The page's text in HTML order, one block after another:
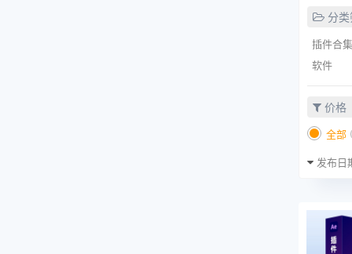
分
插件合集
软件
价格
全部
发布日